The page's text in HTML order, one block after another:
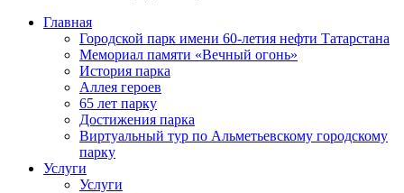
Главная
Городской парк имени 60-летия нефти Татарстана
Мемориал памяти «Вечный огонь»
История парка
Аллея героев
65 лет парку
Достижения парка
Виртуальный тур по Альметьевскому городскому
парку
Услуги
Услуги